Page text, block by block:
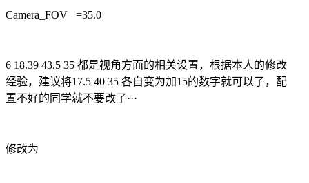
Camera_FOV =35.0
6 18.39 43.5 35 都是视角方面的相关设置，根据本人的修改
经验，建议将17.5 40 35 各自变为加15的数字就可以了，配
置不好的同学就不要改了···
修改为